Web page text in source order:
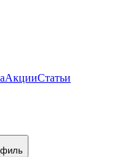
АкцииСтатьи